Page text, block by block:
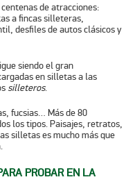
de atracciones:
a fincas silleteras,
desfiles de autos clásicos y
siendo el gran
en silletas a las
silleteros.
fucsias… Más de 80
los tipos. Paisajes, retratos,
silletas es mucho más que
PROBAR EN LA